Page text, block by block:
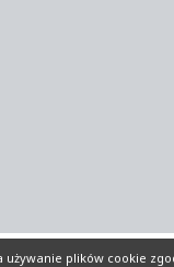
używanie plików cookie